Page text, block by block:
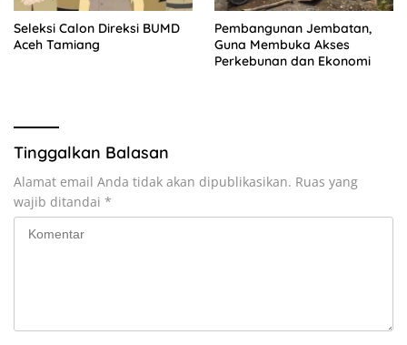
Seleksi Calon Direksi BUMD
Aceh Tamiang
Pembangunan Jembatan,
Guna Membuka Akses
Perkebunan dan Ekonomi
Tinggalkan Balasan
Alamat email Anda tidak akan dipublikasikan. Ruas yang
wajib ditandai *